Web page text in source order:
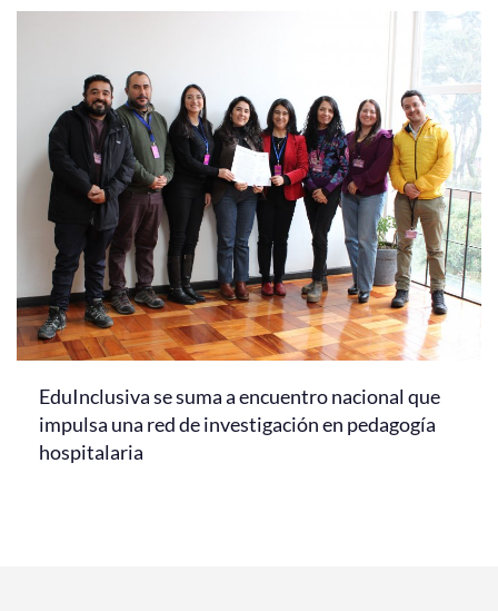
EduInclusiva se suma a encuentro nacional que
impulsa una red de investigación en pedagogía
hospitalaria